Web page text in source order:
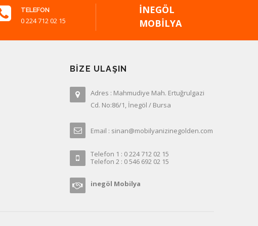
TELEFON
0 224 712 02 15
İNEGÖL
MOBILYA
BIZE ULAŞIN
Adres : Mahmudiye Mah. Ertuğrulgazi
Cd. No:86/1, İnegöl / Bursa
Email : sinan@mobilyanizinegolden.com
Telefon 1 : 0 224 712 02 15
Telefon 2 : 0 546 692 02 15
inegöl Mobilya